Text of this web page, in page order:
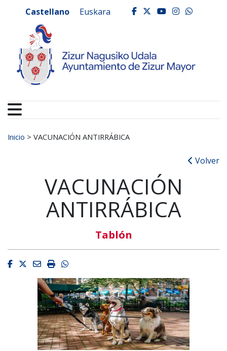
Ayuntamiento de
Castellano Euskara facebook
twitter
youtube
Buscar:
Inicio > VACUNACIÓN ANTIRRÁBICA
Volver
VACUNACIÓN
ANTIRRÁBICA
Tablón
Facebook
Twitter
EmailImprimirWhatsapp